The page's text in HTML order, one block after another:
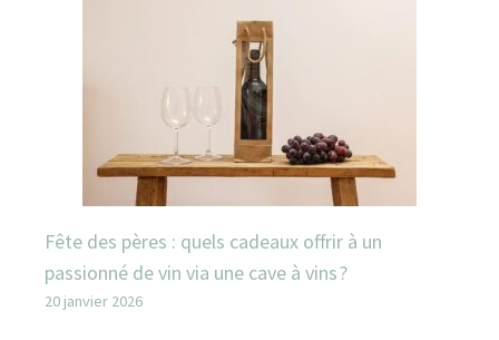
Fête des pères : quels cadeaux offrir à un
passionné de vin via une cave à vins ?
20 janvier 2026